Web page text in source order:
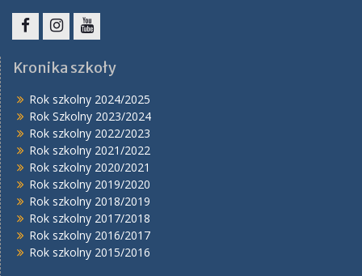
Kronika szkoły
Rok szkolny 2024/2025
Rok Szkolny 2023/2024
Rok szkolny 2022/2023
Rok szkolny 2021/2022
Rok szkolny 2020/2021
Rok szkolny 2019/2020
Rok szkolny 2018/2019
Rok szkolny 2017/2018
Rok szkolny 2016/2017
Rok szkolny 2015/2016